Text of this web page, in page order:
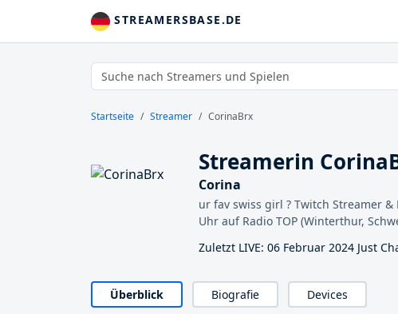
STREAMERSBASE.DE
Startseite Streamer CorinaBrx
Streamerin
Corina
ur fav swiss girl ? Twitch Streamer
Uhr auf Radio TOP (Winterthur,
Zuletzt LIVE: 06 Februar 2024 Just
Überblick Biografie Devices